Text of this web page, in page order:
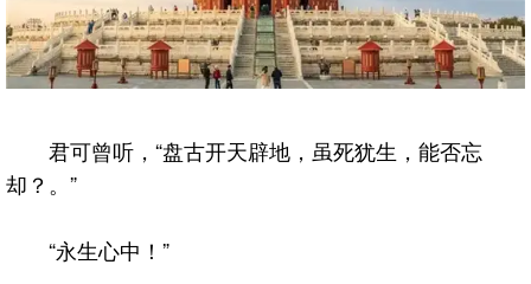
君可曾听，“盘古开天辟地，虽死犹生，能否忘
却？。”
“永生心中！”